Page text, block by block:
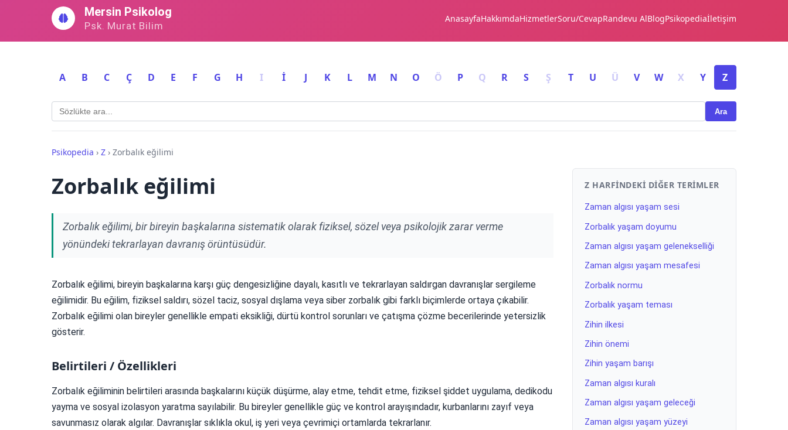
Mersin Psikolog
Psk. Murat Bilim
AnasayfaHakkımdaHizmetlerSoru/CevapRandevu AlBlogPsikopediaİletişim
A B C Ç D E F G H I İ J K L M N O Ö P Q R S Ş T U Ü V W X Y Z
Ara
Psikopedia › Z › Zorbalık eğilimi
Zorbalık eğilimi
Zorbalık eğilimi, bir bireyin başkalarına sistematik olarak fiziksel, sözel veya psikolojik zarar verme
yönündeki tekrarlayan davranış örüntüsüdür.
Zorbalık eğilimi, bireyin başkalarına karşı güç dengesizliğine dayalı, kasıtlı ve tekrarlayan saldırgan davranışlar sergileme
eğilimidir. Bu eğilim, fiziksel saldırı, sözel taciz, sosyal dışlama veya siber zorbalık gibi farklı biçimlerde ortaya çıkabilir.
Zorbalık eğilimi olan bireyler genellikle empati eksikliği, dürtü kontrol sorunları ve çatışma çözme becerilerinde yetersizlik
gösterir.
Belirtileri / Özellikleri
Zorbalık eğiliminin belirtileri arasında başkalarını küçük düşürme, alay etme, tehdit etme, fiziksel şiddet uygulama, dedikodu
yayma ve sosyal izolasyon yaratma sayılabilir. Bu bireyler genellikle güç ve kontrol arayışındadır, kurbanlarını zayıf veya
savunmasız olarak algılar. Davranışlar sıklıkla okul, iş yeri veya çevrimiçi ortamlarda tekrarlanır.
Z HARFINDEKI DIĞER TERIMLER
Zaman algısı yaşam sesi
Zorbalık yaşam doyumu
Zaman algısı yaşam gelenekselliği
Zaman algısı yaşam mesafesi
Zorbalık normu
Zorbalık yaşam teması
Zihin ilkesi
Zihin önemi
Zihin yaşam barışı
Zaman algısı kuralı
Zaman algısı yaşam geleceği
Zaman algısı yaşam yüzeyi